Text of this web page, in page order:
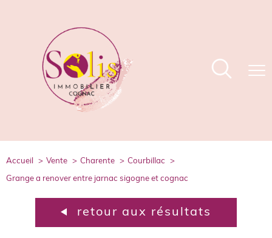
accueil vente charente courbillac
grange a renover entre jarnac sigogne et cognac
retour aux résultats